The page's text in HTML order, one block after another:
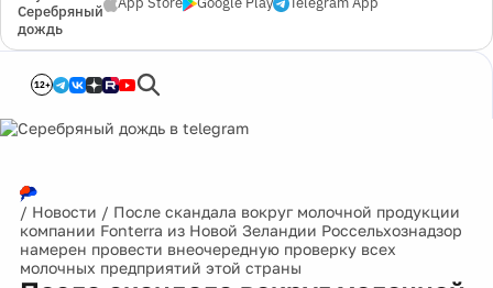
Серебряный
дождь
12+
/ Новости / После скандала вокруг молочной продукции
компании Fonterra из Новой Зеландии Россельхознадзор
намерен провести внеочередную проверку всех
молочных предприятий этой страны